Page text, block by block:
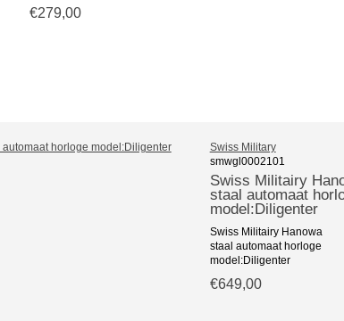
€279,00
Swiss Military
smwgl0002101
Swiss Militairy
staal automaat
model:Diligenter
Swiss Militairy Hanowa
staal automaat horloge
model:Diligenter
€649,00